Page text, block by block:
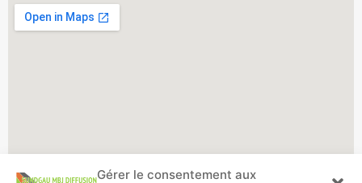
Gérer le consentement aux
Nos produits Accès rapide